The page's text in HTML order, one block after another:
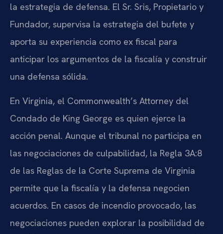
la estrategia de defensa. El Sr. Sris, Propietario y
Fundador, supervisa la estrategia del bufete y
aporta su experiencia como ex fiscal para
anticipar los argumentos de la fiscalía y construir
una defensa sólida.
En Virginia, el Commonwealth’s Attorney del
Condado de King George es quien ejerce la
acción penal. Aunque el tribunal no participa en
las negociaciones de culpabilidad, la Regla 3A:8
de las Reglas de la Corte Suprema de Virginia
permite que la fiscalía y la defensa negocien
acuerdos. En casos de incendio provocado, las
negociaciones pueden explorar la posibilidad de